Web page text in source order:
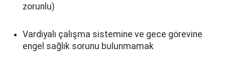
zorunlu)
Vardiyalı çalışma sistemine ve gece görevine
engel sağlık sorunu bulunmamak